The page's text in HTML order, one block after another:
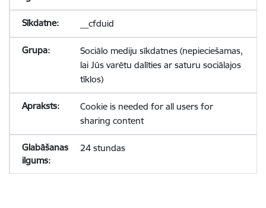
__cfduid
Sociālo mediju sīkdatnes (nepieciešamas,
lai Jūs varētu dalīties ar saturu sociālajos
tīklos)
Cookie is needed for all users for
sharing content
24 stundas